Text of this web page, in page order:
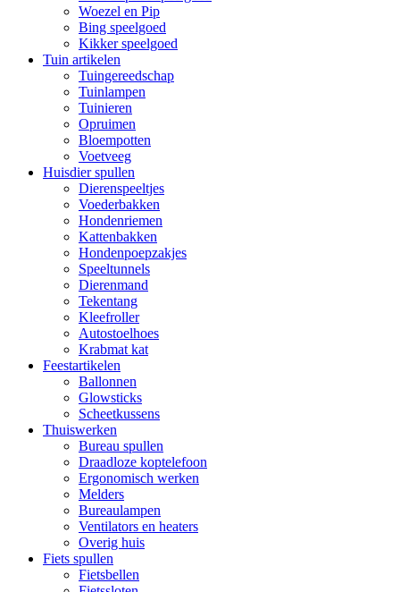
Woezel en Pip
Bing speelgoed
Kikker speelgoed
Tuin artikelen
Tuingereedschap
Tuinlampen
Tuinieren
Opruimen
Bloempotten
Voetveeg
Huisdier spullen
Dierenspeeltjes
Voederbakken
Hondenriemen
Kattenbakken
Hondenpoepzakjes
Speeltunnels
Dierenmand
Tekentang
Kleefroller
Autostoelhoes
Krabmat kat
Feestartikelen
Ballonnen
Glowsticks
Scheetkussens
Thuiswerken
Bureau spullen
Draadloze koptelefoon
Ergonomisch werken
Melders
Bureaulampen
Ventilators en heaters
Overig huis
Fiets spullen
Fietsbellen